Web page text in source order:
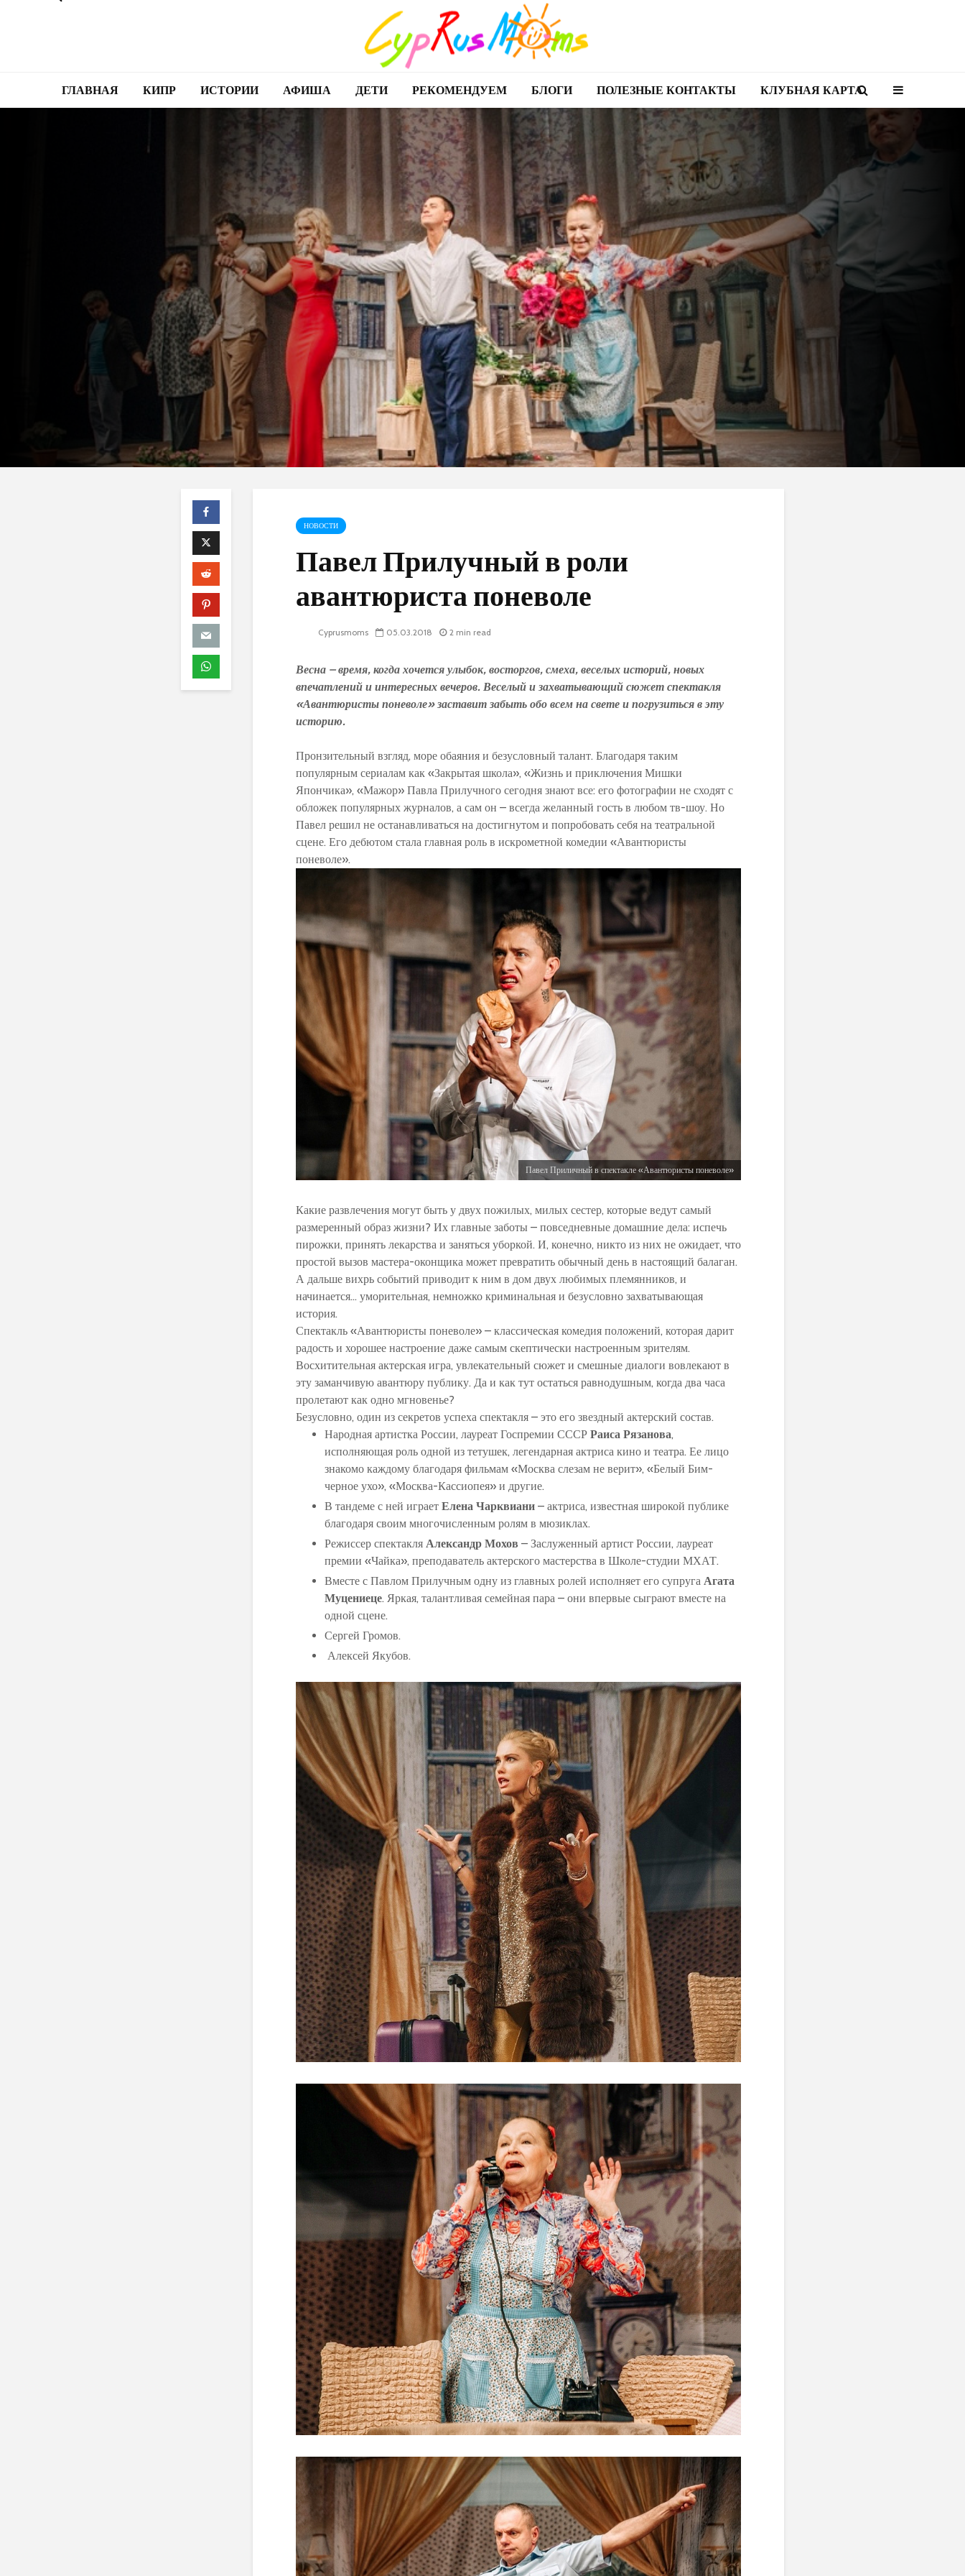
ГЛАВНАЯ КИПР ИСТОРИИ АФИША ДЕТИ РЕКОМЕНДУЕМ БЛОГИ ПОЛЕЗНЫЕ КОНТАКТЫ КЛУБНАЯ КАРТА
НОВОСТИ
Павел Прилучный в роли
авантюриста поневоле
Cyprusmoms 05.03.2018 2 min read
Весна – время, когда хочется улыбок, восторгов, смеха, веселых историй, новых
впечатлений и интересных вечеров. Веселый и захватывающий сюжет спектакля
«Авантюристы поневоле»заставит забыть обо всем на свете и погрузиться в эту
историю.
Пронзительный взгляд, море обаяния и безусловный талант. Благодаря таким
популярным сериалам как «Закрытая школа», «Жизнь и приключения Мишки
Япончика», «Мажор» Павла Прилучного сегодня знают все: его фотографии не сходят с
обложек популярных журналов, а сам он – всегда желанный гость в любом тв-шоу. Но
Павел решил не останавливаться на достигнутом и попробовать себя на театральной
сцене. Его дебютом стала главная роль в искрометной комедии «Авантюристы
поневоле».
Павел Приличный в спектакле «Авантюристы поневоле»
Какие развлечения могут быть у двух пожилых, милых сестер, которые ведут самый
размеренный образ жизни? Их главные заботы – повседневные домашние дела: испечь
пирожки, принять лекарства и заняться уборкой. И, конечно, никто из них не ожидает, что
простой вызов мастера-оконщика может превратить обычный день в настоящий балаган.
А дальше вихрь событий приводит к ним в дом двух любимых племянников, и
начинается… уморительная, немножко криминальная и безусловно захватывающая
история.
Спектакль «Авантюристы поневоле» – классическая комедия положений, которая дарит
радость и хорошее настроение даже самым скептически настроенным зрителям.
Восхитительная актерская игра, увлекательный сюжет и смешные диалоги вовлекают в
эту заманчивую авантюру публику. Да и как тут остаться равнодушным, когда два часа
пролетают как одно мгновенье?
Безусловно, один из секретов успеха спектакля – это его звездный актерский состав.
Народная артистка России, лауреат Госпремии СССР Раиса Рязанова,
исполняющая роль одной из тетушек, легендарная актриса кино и театра. Ее лицо
знакомо каждому благодаря фильмам «Москва слезам не верит», «Белый Бим-
черное ухо», «Москва-Кассиопея» и другие.
В тандеме с ней играет Елена Чарквиани – актриса, известная широкой публике
благодаря своим многочисленным ролям в мюзиклах.
Режиссер спектакля Александр Мохов – Заслуженный артист России, лауреат
премии «Чайка», преподаватель актерского мастерства в Школе-студии МХАТ.
Вместе с Павлом Прилучным одну из главных ролей исполняет его супруга Агата
Муцениеце. Яркая, талантливая семейная пара – они впервые сыграют вместе на
одной сцене.
Сергей Громов.
Алексей Якубов.